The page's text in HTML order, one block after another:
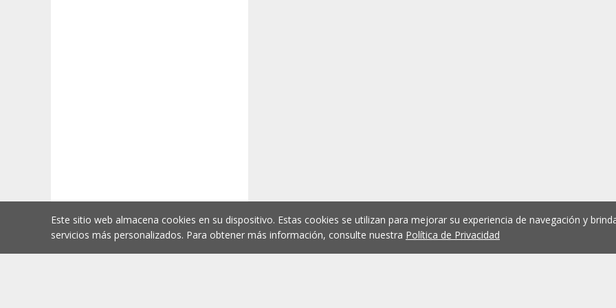
Este sitio web almacena cookies en su dispositivo. Estas cookies se utilizan para mejorar su experiencia de navegación y
servicios más personalizados. Para obtener más información, consulte nuestra Política de Privacidad